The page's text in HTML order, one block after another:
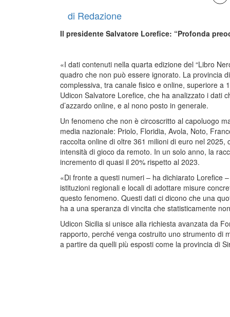
di Redazione
Il presidente Salvatore Lorefice: “Profonda
«I dati contenuti nella quarta edizione del “Libro
quadro che non può essere ignorato. La provincia
complessiva, tra canale fisico e online, superiore a
Udicon Salvatore Lorefice, che ha analizzato i dati
d’azzardo online, e al nono posto in generale.
Un fenomeno che non è circoscritto al capoluogo
media nazionale: Priolo, Floridia, Avola, Noto,
raccolta online di oltre 361 milioni di euro nel
intensità di gioco da remoto. In un solo anno, la
incremento di quasi il 20% rispetto al 2023.
«Di fronte a questi numeri – ha dichiarato Lorefice
istituzioni regionali e locali di adottare misure
questo fenomeno. Questi dati ci dicono che una
ha a una speranza di vincita che statisticamente
Udicon Sicilia si unisce alla richiesta avanzata da
rapporto, perché venga costruito uno strumento di
a partire da quelli più esposti come la provincia di